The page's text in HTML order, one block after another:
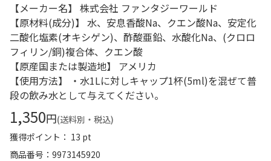
【メーカー名】 株式会社 ファンタジーワールド
【原材料(成分)】 水、安息香酸Na、クエン酸Na、安定化
二酸化塩素(オキシゲン)、酢酸亜鉛、水酸化Na、(クロロ
フィリン/銅)複合体、クエン酸
【原産国または製造地】 アメリカ
【使用方法】 ・水1Lに対しキャップ1杯(5ml)を混ぜて普
段の飲み水として与えてください。
1,350円(送料別・税込)
獲得ポイント： 13 pt
商品番号
9973145920